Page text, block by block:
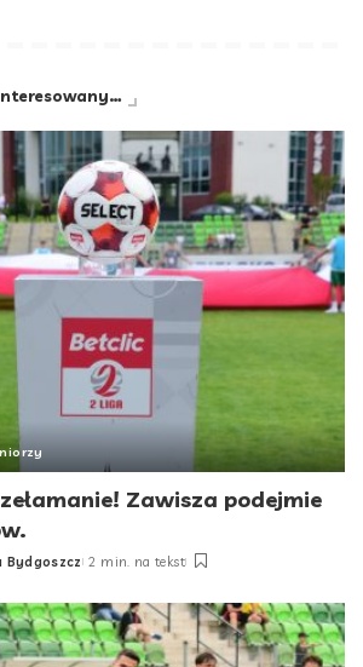
Zawisza podejmie
Bydgoszcz 2 min. na tekst